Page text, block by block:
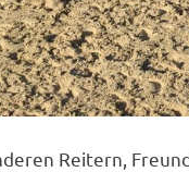
Reitern,